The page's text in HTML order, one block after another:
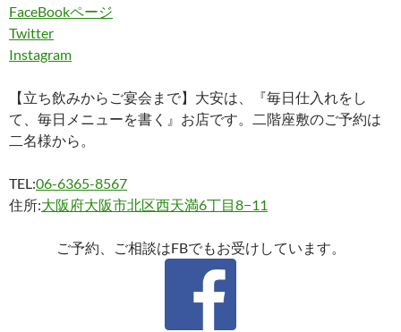
FaceBookページ
Twitter
Instagram
【立ち飲みからご宴会まで】大安は、『毎日仕入れをし
て、毎日メニューを書く』お店です。二階座敷のご予約は
二名様から。
TEL:06-6365-8567
住所:大阪府大阪市北区西天満6丁目8−11
ご予約、ご相談はFBでもお受けしています。